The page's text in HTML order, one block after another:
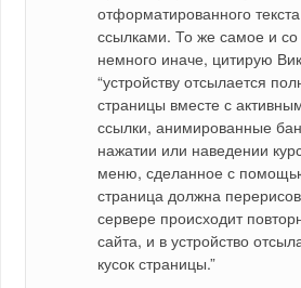
отформатированного
ссылками. То же самое и со
немного иначе, цитирую
“устройству отсылается
страницы вместе с
ссылки, анимированные
нажатии или наведении
меню, сделанное с
страница должна
сервере происходит
сайта, и в устройство
кусок страницы.”